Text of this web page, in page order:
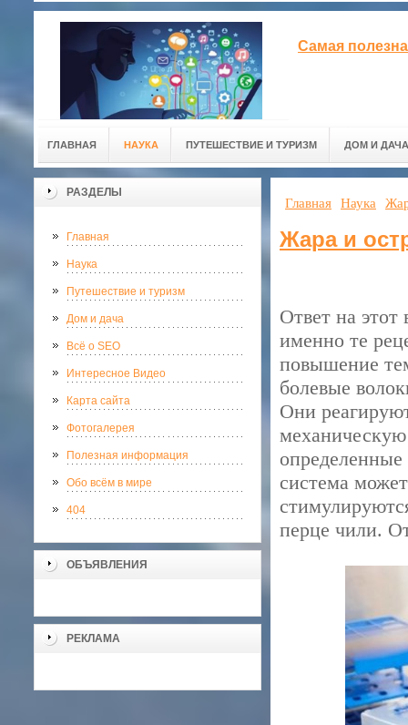
Самая
ГЛАВНАЯ НАУКА ПУТЕШЕСТВИЕ И ТУРИЗМ ДОМ И ДАЧА
РАЗДЕЛЫ
Главная
Наука
Путешествие и туризм
Дом и дача
Всё о SEO
Интересное Видео
Карта сайта
Фотогалерея
Полезная информация
Обо всём в мире
404
ОБЪЯВЛЕНИЯ
РЕКЛАМА
Главная Наука
Жара и
Ответ на этот
именно те
повышение
болевые
Они
определенные
система
перце чили.